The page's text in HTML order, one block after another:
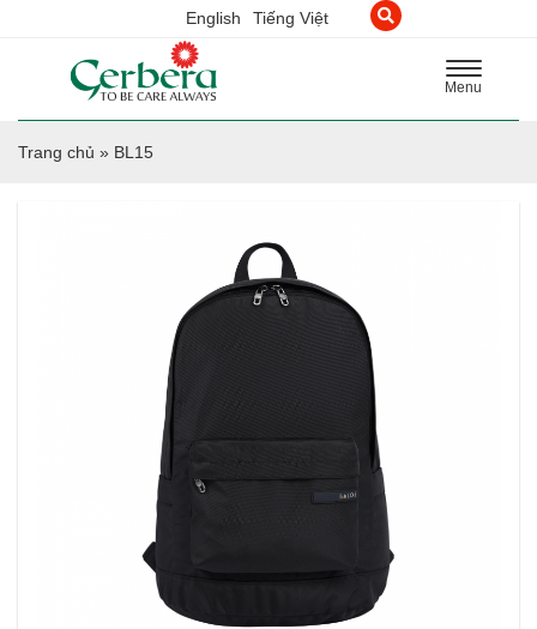
English Tiếng Việt
Toggle
navigation
Menu
Trang chủ » BL15